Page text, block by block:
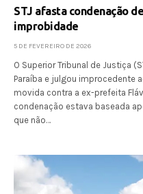
STJ afasta condenação
improbidade
5 DE FEVEREIRO DE 2026
O Superior Tribunal de Justiça
Paraíba e julgou improcedente
movida contra a ex-prefeita
condenação estava baseada
que não…